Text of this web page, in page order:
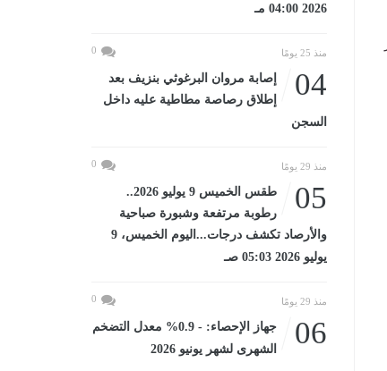
2026 04:00 مـ
منذ 25 يومًا 0
04
إصابة مروان البرغوثي بنزيف بعد
إطلاق رصاصة مطاطية عليه داخل
السجن
منذ 29 يومًا 0
05
طقس الخميس 9 يوليو 2026..
رطوبة مرتفعة وشبورة صباحية
والأرصاد تكشف درجات...اليوم الخميس، 9
يوليو 2026 05:03 صـ
منذ 29 يومًا 0
06
جهاز الإحصاء: - 0.9% معدل التضخم
الشهرى لشهر يونيو 2026